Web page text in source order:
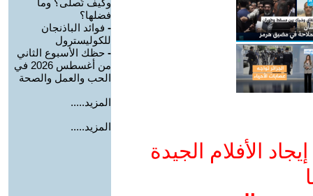
الأفلام الجيدة
وكيف تُصلّى؟ وما
فضلها؟
- فوائد الباذنجان
للكوليسترول
- حظك الأسبوع الثاني
من أغسطس 2026 في
الحب والعمل والصحة
المزيد.....
المزيد.....